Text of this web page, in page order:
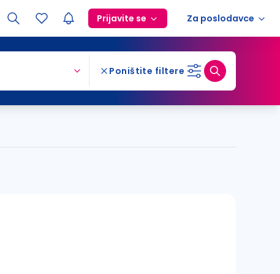
Prijavite se Za poslodavce
Poništite filtere